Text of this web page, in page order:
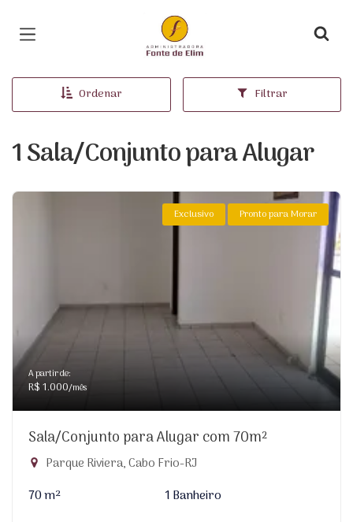
Página inicial
Ordenar Filtrar
1 Sala/Conjunto para Alugar
Exclusivo Pronto para Morar
A partir de:
R$ 1.000/mês
Sala/Conjunto para Alugar com 70m²
Parque Riviera, Cabo Frio-RJ
70 m²
1 Banheiro